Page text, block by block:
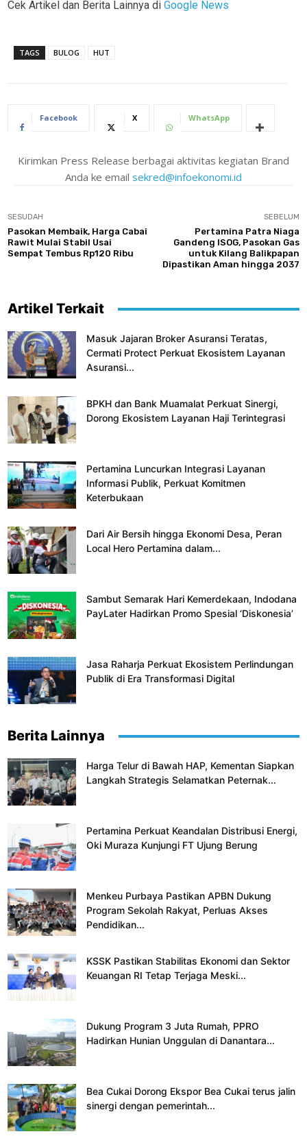
Cek Artikel dan Berita Lainnya di Google News
TAGS BULOG HUT
Facebook X WhatsApp
Kirimkan Press Release berbagai aktivitas kegiatan Brand
Anda ke email sekred@infoekonomi.id
SESUDAH
Pasokan Membaik, Harga Cabai
Rawit Mulai Stabil Usai
Sempat Tembus Rp120 Ribu
SEBELUM
Pertamina Patra Niaga
Gandeng ISOG, Pasokan Gas
untuk Kilang Balikpapan
Dipastikan Aman hingga 2037
Artikel Terkait
Masuk Jajaran Broker Asuransi Teratas,
Cermati Protect Perkuat Ekosistem Layanan
Asuransi...
BPKH dan Bank Muamalat Perkuat Sinergi,
Dorong Ekosistem Layanan Haji Terintegrasi
Pertamina Luncurkan Integrasi Layanan
Informasi Publik, Perkuat Komitmen
Keterbukaan
Dari Air Bersih hingga Ekonomi Desa, Peran
Local Hero Pertamina dalam...
Sambut Semarak Hari Kemerdekaan, Indodana
PayLater Hadirkan Promo Spesial ‘Diskonesia’
Jasa Raharja Perkuat Ekosistem Perlindungan
Publik di Era Transformasi Digital
Berita Lainnya
Harga Telur di Bawah HAP, Kementan Siapkan
Langkah Strategis Selamatkan Peternak...
Pertamina Perkuat Keandalan Distribusi Energi,
Oki Muraza Kunjungi FT Ujung Berung
Menkeu Purbaya Pastikan APBN Dukung
Program Sekolah Rakyat, Perluas Akses
Pendidikan...
KSSK Pastikan Stabilitas Ekonomi dan Sektor
Keuangan RI Tetap Terjaga Meski...
Dukung Program 3 Juta Rumah, PPRO
Hadirkan Hunian Unggulan di Danantara...
Bea Cukai Dorong Ekspor Bea Cukai terus jalin
sinergi dengan pemerintah...